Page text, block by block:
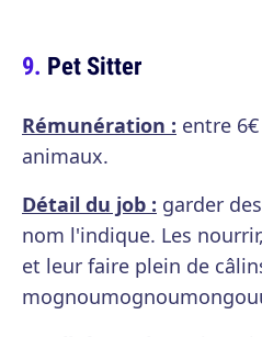
Pet Sitter
Rémunération : entre
animaux.
Détail du job : garder
nom l'indique. Les
et leur faire plein de